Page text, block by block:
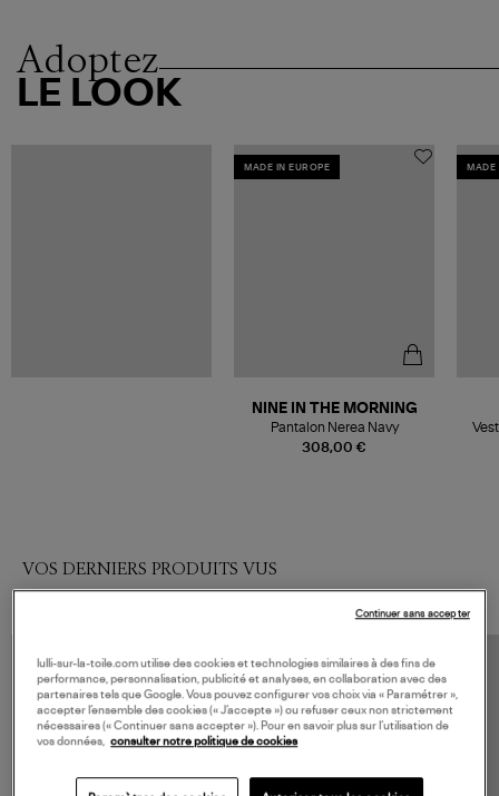
Adoptez
LE LOOK
MADE IN EUROPE
308,00 €
NINE IN THE MORNING
Pantalon Nerea Navy
MADE
VOS DERNIERS PRODUITS VUS
lulli-sur-la-toile.com utilise des cookies et technologies similaires à des fins de
performance, personnalisation, publicité et analyses, en collaboration avec des
partenaires tels que Google. Vous pouvez configurer vos choix via « Paramétrer »,
accepter l’ensemble des cookies (« J’accepte ») ou refuser ceux non strictement
nécessaires (« Continuer sans accepter »). Pour en savoir plus sur l’utilisation de
vos données,
consulter notre politique de cookies
Continuer sans accepter